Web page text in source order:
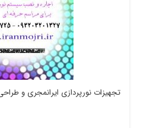
تجهیزات نورپردازی ایرانمجری و